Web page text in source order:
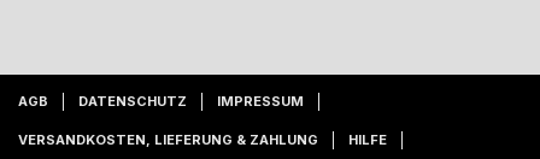
AGB DATENSCHUTZ IMPRESSUM
VERSANDKOSTEN, LIEFERUNG & ZAHLUNG HILFE